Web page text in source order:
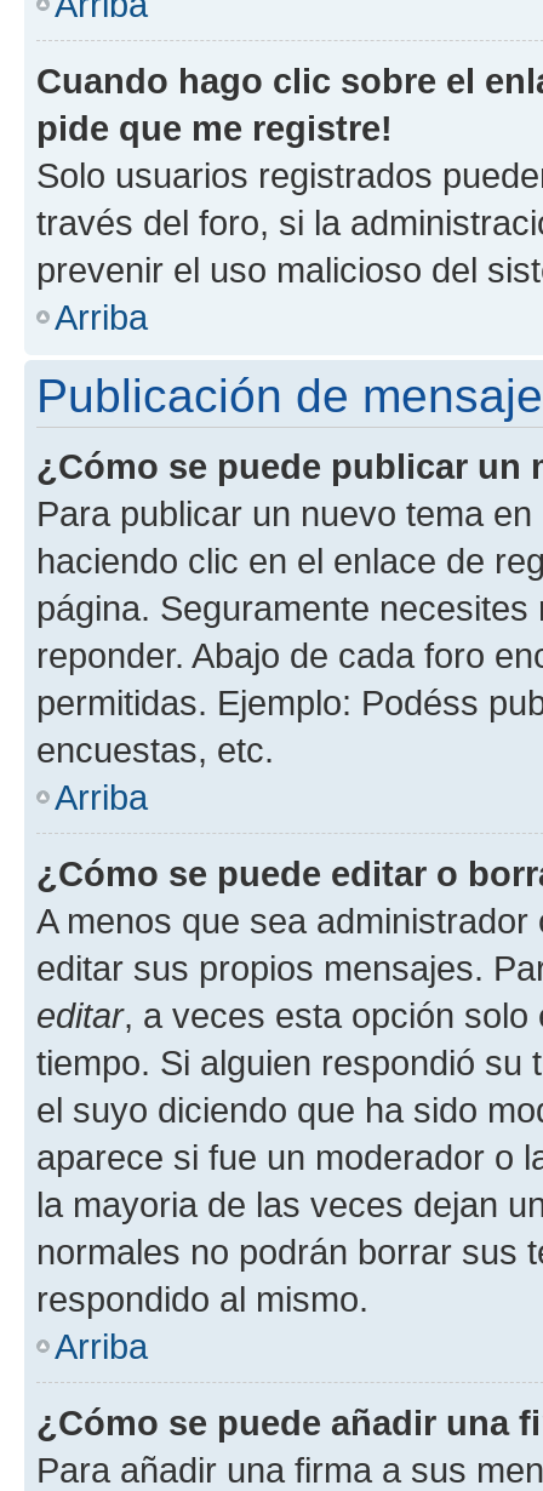
Cuando hago clic sobre el
pide que me registre!
Solo usuarios registrados
través del foro, si la
prevenir el uso malicioso del
Arriba
Publicación de
¿Cómo se puede publicar un
Para publicar un nuevo tema
haciendo clic en el enlace de
página. Seguramente
reponder. Abajo de cada foro
permitidas. Ejemplo: Podéss
encuestas, etc.
Arriba
¿Cómo se puede editar o
A menos que sea
editar sus propios mensajes.
editar, a veces esta opción
tiempo. Si alguien respondió su
el suyo diciendo que ha sido
aparece si fue un moderador o
la mayoria de las veces dejan
normales no podrán borrar sus
respondido al mismo.
Arriba
¿Cómo se puede añadir una
Para añadir una firma a sus